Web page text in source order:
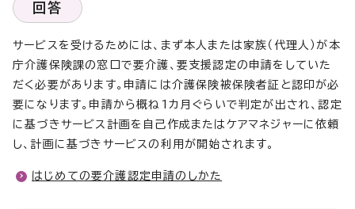
回答
サービスを受けるためには、まず本人または家族（代理人）が本
庁介護保険課の窓口で要介護、要支援認定の申請をしていた
だく必要があります。申請には介護保険被保険者証と認印が必
要になります。申請から概ね1カ月ぐらいで判定が出され、認定
に基づきサービス計画を自己作成またはケアマネジャーに依頼
し、計画に基づきサービスの利用が開始されます。
はじめての要介護認定申請のしかた